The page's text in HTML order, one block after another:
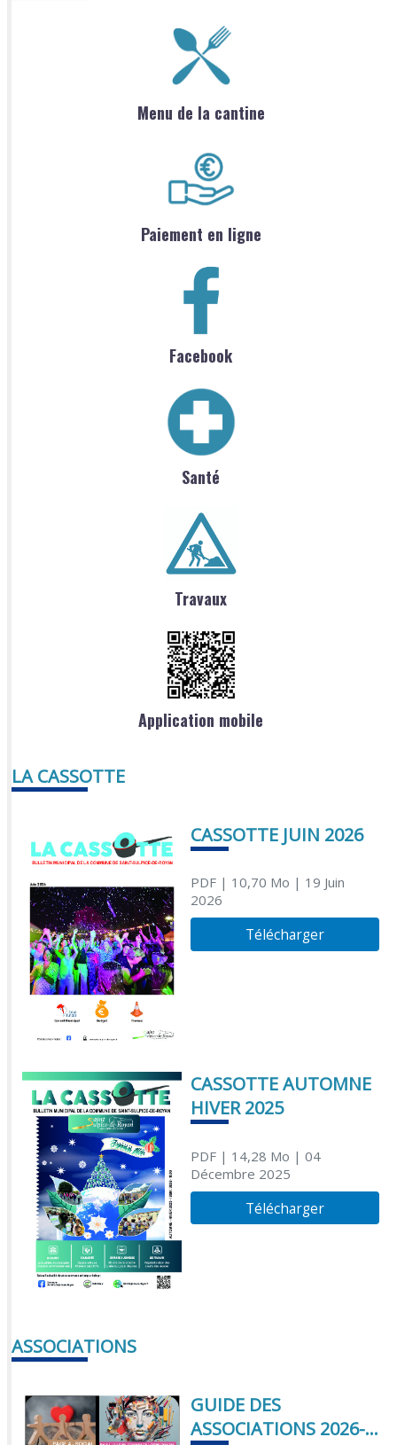
Menu de la cantine
Paiement en ligne
Facebook
Santé
Travaux
Application mobile
LA CASSOTTE
CASSOTTE JUIN 2026
PDF| 10,70 Mo | 19 Juin
2026
Télécharger
CASSOTTE AUTOMNE
HIVER 2025
PDF| 14,28 Mo | 04
Décembre 2025
Télécharger
ASSOCIATIONS
GUIDE DES
ASSOCIATIONS 2026-